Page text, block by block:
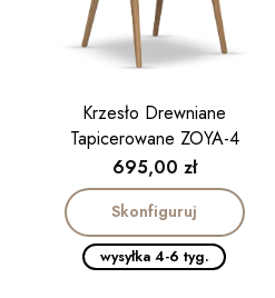
Krzesło Drewniane
Tapicerowane ZOYA-4
Cena
695,00 zł
Skonfiguruj
wysyłka 4-6 tyg.